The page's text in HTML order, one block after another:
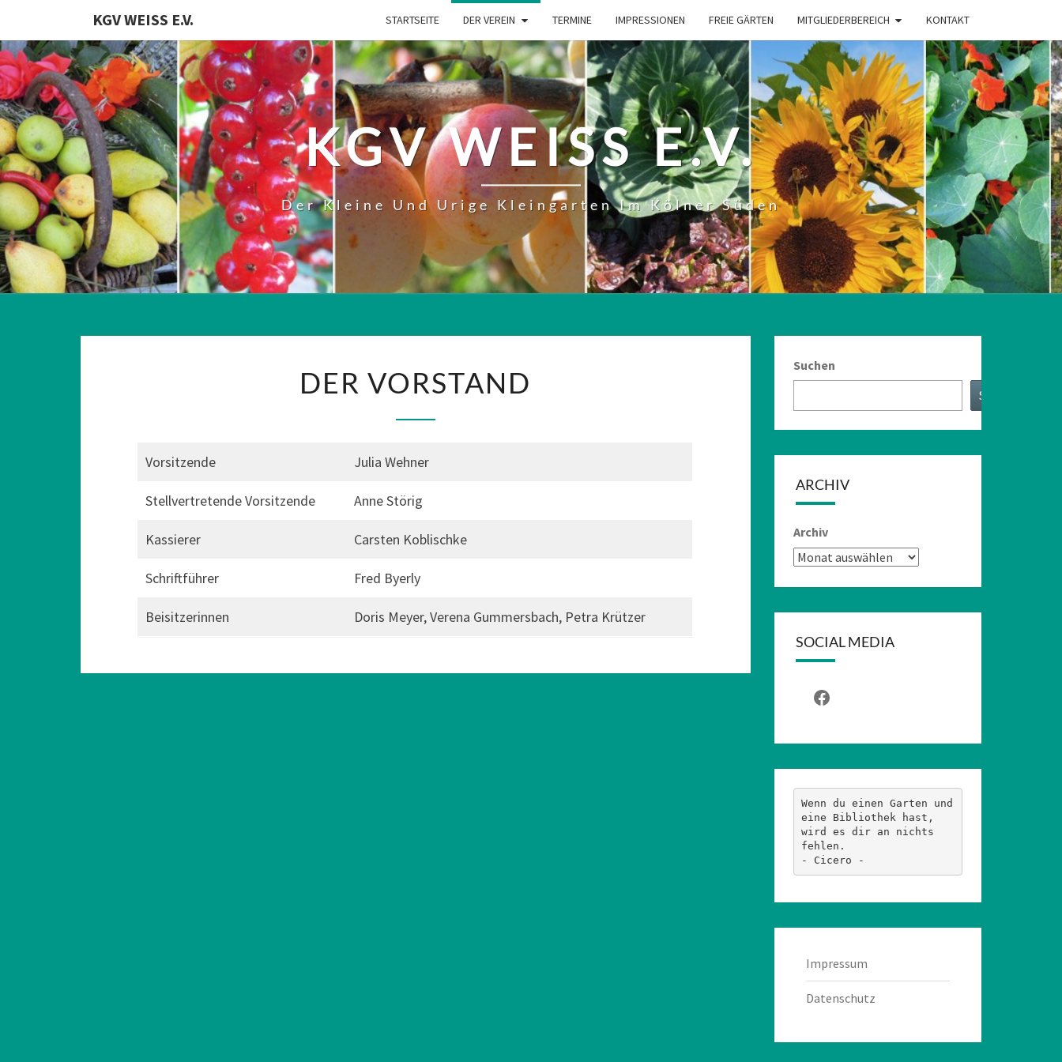
KGV WEISS E.V. STARTSEITE DER VEREIN TERMINE IMPRESSIONEN FREIE GÄRTEN MITGLIEDERBEREICH KONTAKT
KGV WEISS E.V.
Der Kleine Und Urige Kleingarten Im Kölner Süden
VORSTAND
DER VORSTAND
Vorsitzende Julia Wehner
Stellvertretende Vorsitzende Anne Störig
Kassierer Carsten Koblischke
Schriftführer Fred Byerly
Beisitzerinnen Doris Meyer, Verena Gummersbach, Petra Krützer
Suchen
Suchen
ARCHIV
Archiv
SOCIAL MEDIA
Facebook
Wenn du einen Garten und
eine Bibliothek hast,
wird es dir an nichts
fehlen.
- Cicero -
Impressum
Datenschutz